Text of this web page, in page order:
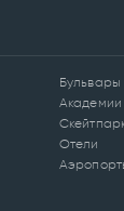
Бульвары
Академии
Отели